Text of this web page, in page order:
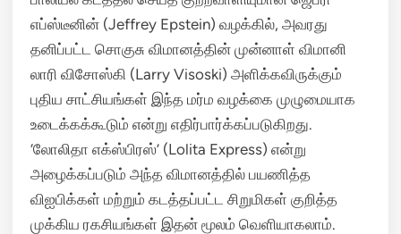
எப்ஸ்டீனின் (Jeffrey Epstein) வழக்கில், அவரது
தனிப்பட்ட சொகுசு விமானத்தின் முன்னாள் விமானி
லாரி விசோஸ்கி (Larry Visoski) அளிக்கவிருக்கும்
புதிய சாட்சியங்கள் இந்த மர்ம வழக்கை முழுமையாக
உடைக்கக்கூடும் என்று எதிர்பார்க்கப்படுகிறது.
‘லோலிதா எக்ஸ்பிரஸ்’ (Lolita Express) என்று
அழைக்கப்படும் அந்த விமானத்தில் பயணித்த
விஐபிக்கள் மற்றும் கடத்தப்பட்ட சிறுமிகள் குறித்த
முக்கிய ரகசியங்கள் இதன் மூலம் வெளியாகலாம்.